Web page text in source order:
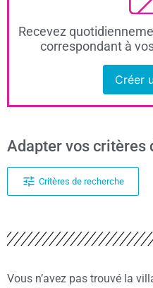
Recevez
correspondant à
Créer
Adapter vos critères
Critères de recherche
Vous n’avez pas trouvé la